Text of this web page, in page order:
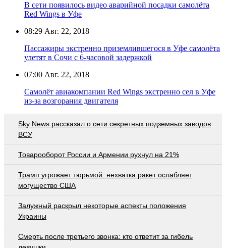
В сети появилось видео аварийной посадки самолёта
Red Wings в Уфе
08:29 Авг. 22, 2018
Пассажиры экстренно приземлившегося в Уфе самолёта
улетят в Сочи с 6-часовой задержкой
07:00 Авг. 22, 2018
Самолёт авиакомпании Red Wings экстренно сел в Уфе
из-за возгорания двигателя
Sky News рассказал о сети секретных подземных заводов
ВСУ
Товарооборот России и Армении рухнул на 21%
Трамп угрожает тюрьмой: нехватка ракет ослабляет
могущество США
Залужный раскрыл некоторые аспекты положения
Украины
Смерть после третьего звонка: кто ответит за гибель